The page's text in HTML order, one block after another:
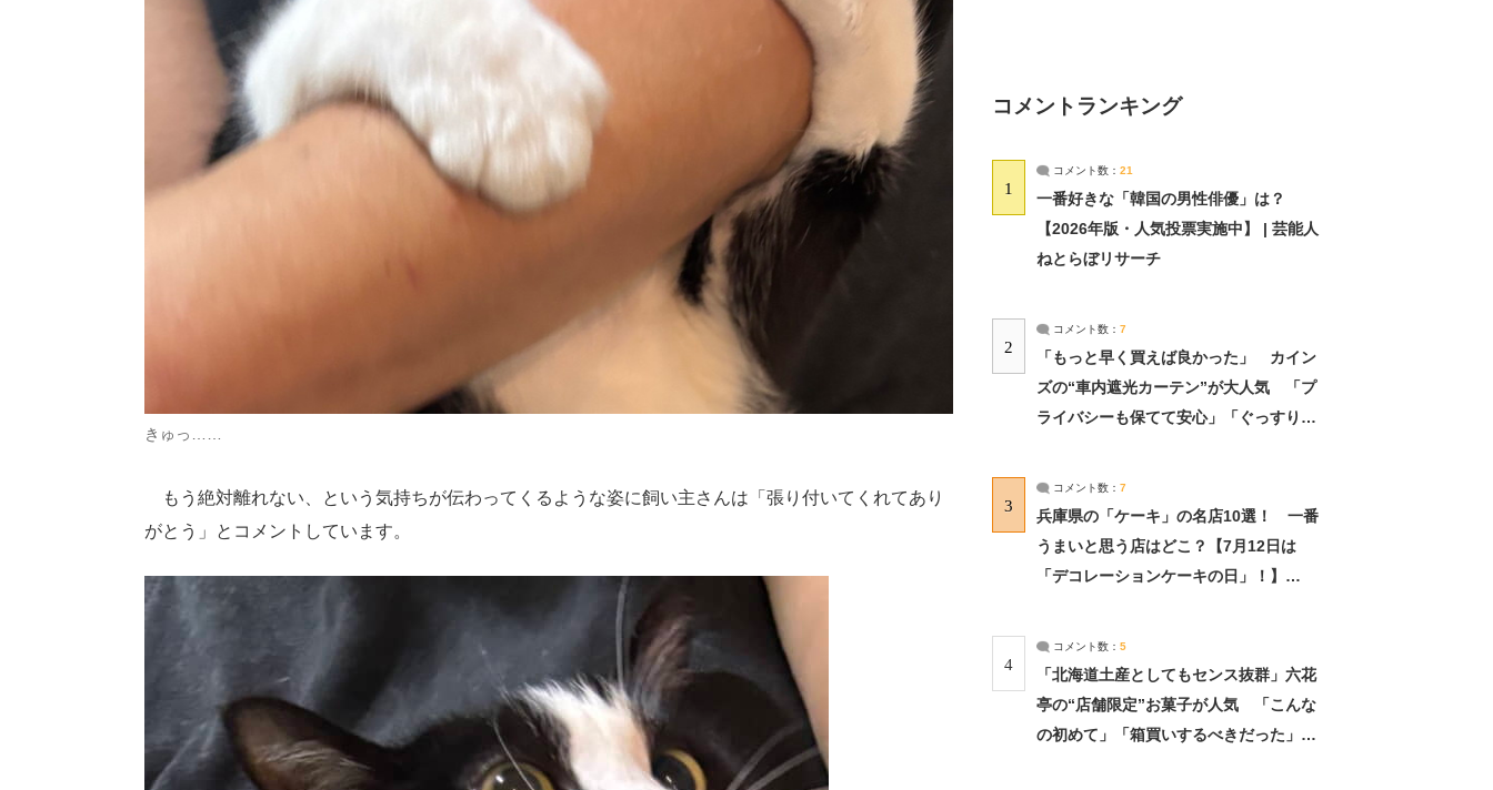
きゅっ……
もう絶対離れない、という気持ちが伝わってくるような姿に飼い主さんは「張り付いてくれてあり
がとう」とコメントしています。
コメントランキング
1
コメント数： 21
一番好きな「韓国の男性俳優」は？
【2026年版・人気投票実施中】 | 芸能人
ねとらぼリサーチ
2
コメント数： 7
「もっと早く買えば良かった」 カイン
ズの“車内遮光カーテン”が大人気 「プ
ライバシーも保てて安心」「ぐっすり眠
3
コメント数： 7
兵庫県の「ケーキ」の名店10選！ 一番
うまいと思う店はどこ？【7月12日は
「デコレーションケーキの日」！】
4
コメント数： 5
「北海道土産としてもセンス抜群」六花
亭の“店舗限定”お菓子が人気 「こんな
の初めて」「箱買いするべきだった」